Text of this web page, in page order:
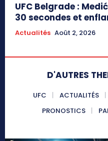
UFC Belgrade :
30 secondes et
Actualités Août 2, 2026
D'AUTRES
UFC ACTUALITÉS
PRONOSTICS